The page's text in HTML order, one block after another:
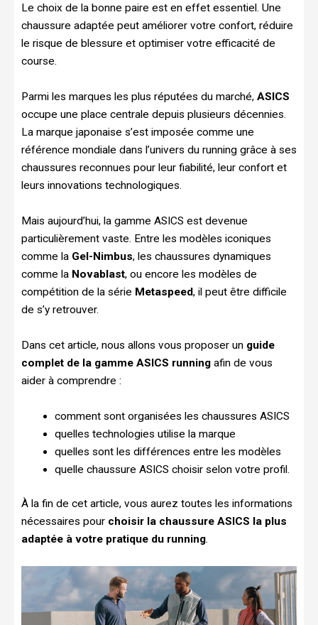
Le choix de la bonne paire est en effet essentiel. Une
chaussure adaptée peut améliorer votre confort, réduire
le risque de blessure et optimiser votre efficacité de
course.
Parmi les marques les plus réputées du marché, ASICS
occupe une place centrale depuis plusieurs décennies.
La marque japonaise s’est imposée comme une
référence mondiale dans l’univers du running grâce à ses
chaussures reconnues pour leur fiabilité, leur confort et
leurs innovations technologiques.
Mais aujourd’hui, la gamme ASICS est devenue
particulièrement vaste. Entre les modèles iconiques
comme la Gel-Nimbus, les chaussures dynamiques
comme la Novablast, ou encore les modèles de
compétition de la série Metaspeed, il peut être difficile
de s’y retrouver.
Dans cet article, nous allons vous proposer un guide
complet de la gamme ASICS running afin de vous
aider à comprendre :
comment sont organisées les chaussures ASICS
quelles technologies utilise la marque
quelles sont les différences entre les modèles
quelle chaussure ASICS choisir selon votre profil.
À la fin de cet article, vous aurez toutes les informations
nécessaires pour choisir la chaussure ASICS la plus
adaptée à votre pratique du running.